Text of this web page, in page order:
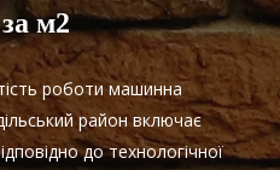
м2
роботи машинна
район включає
до технологічної